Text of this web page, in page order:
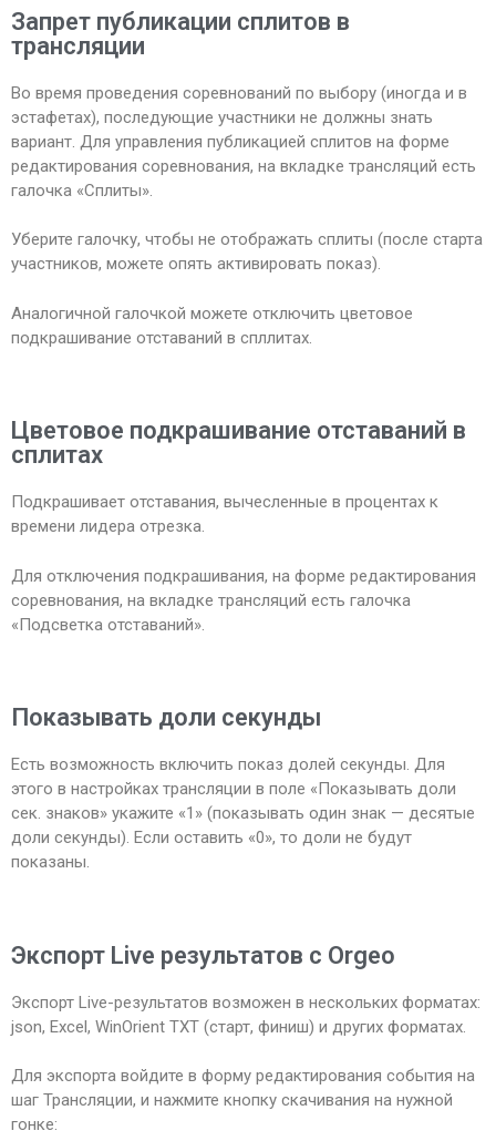
Запрет публикации сплитов в
трансляции
Во время проведения соревнований по выбору (иногда и в
эстафетах), последующие участники не должны знать
вариант. Для управления публикацией сплитов на форме
редактирования соревнования, на вкладке трансляций есть
галочка «Сплиты».
Уберите галочку, чтобы не отображать сплиты (после старта
участников, можете опять активировать показ).
Аналогичной галочкой можете отключить цветовое
подкрашивание отставаний в спллитах.
Цветовое подкрашивание отставаний в
сплитах
Подкрашивает отставания, вычесленные в процентах к
времени лидера отрезка.
Для отключения подкрашивания, на форме редактирования
соревнования, на вкладке трансляций есть галочка
«Подсветка отставаний».
Показывать доли секунды
Есть возможность включить показ долей секунды. Для
этого в настройках трансляции в поле «Показывать доли
сек. знаков» укажите «1» (показывать один знак — десятые
доли секунды). Если оставить «0», то доли не будут
показаны.
Экспорт Live результатов с Orgeo
Экспорт Live-результатов возможен в нескольких форматах:
json, Excel, WinOrient TXT (старт, финиш) и других форматах.
Для экспорта войдите в форму редактирования события на
шаг Трансляции, и нажмите кнопку скачивания на нужной
гонке: